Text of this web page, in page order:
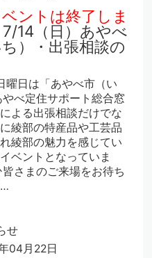
ベントは終了しま
7/14（日）あやべ
）・出張相談の
曜日は「あやべ市（い
やべ定住サポート総合窓
よる出張相談だけでな
綾部の特産品や工芸品
綾部の魅力を感じてい
ベントとなっていま
さまのご来場をお待ち
…
せ
04月22日